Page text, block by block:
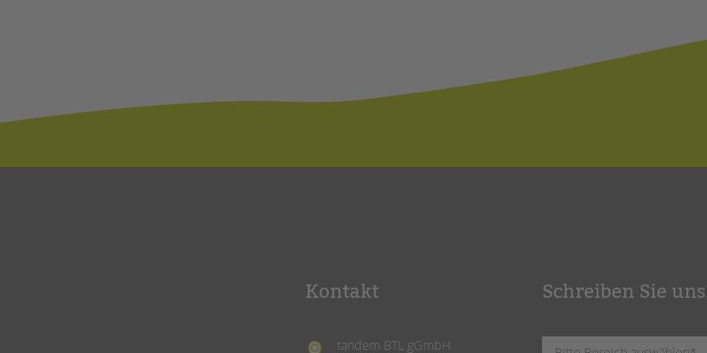
Kontakt
tandem BTL gGmbH
Schreiben Sie